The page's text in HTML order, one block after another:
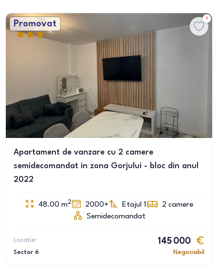
Promovat
1
Apartament de vanzare cu 2 camere
semidecomandat in zona Gorjului - bloc din anul
2022
48.00 m2 2000+ Etajul 1 2 camere
Semidecomandat
Locație:
Sector 6
145 000
Negociabil